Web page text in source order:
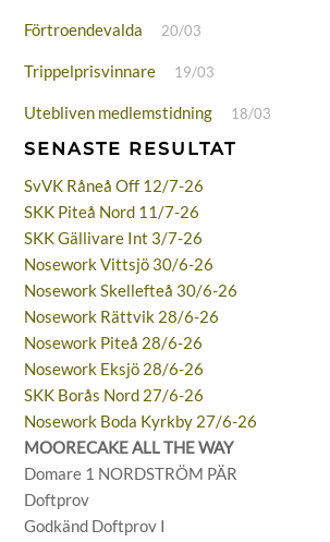
Förtroendevalda 20/03
Trippelprisvinnare 19/03
Utebliven medlemstidning 18/03
SENASTE RESULTAT
SvVK Råneå Off 12/7-26
SKK Piteå Nord 11/7-26
SKK Gällivare Int 3/7-26
Nosework Vittsjö 30/6-26
Nosework Skellefteå 30/6-26
Nosework Rättvik 28/6-26
Nosework Piteå 28/6-26
Nosework Eksjö 28/6-26
SKK Borås Nord 27/6-26
Nosework Boda Kyrkby 27/6-26
MOORECAKE ALL THE WAY
Domare 1 NORDSTRÖM PÄR
Doftprov
Godkänd Doftprov I